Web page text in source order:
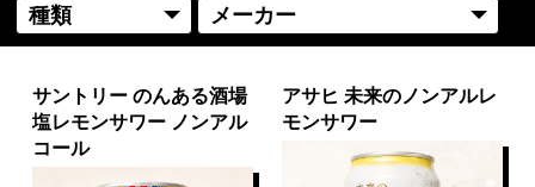
サントリー のんある酒場
塩レモンサワー ノンアル
コール
アサヒ 未来のノンアルレ
モンサワー